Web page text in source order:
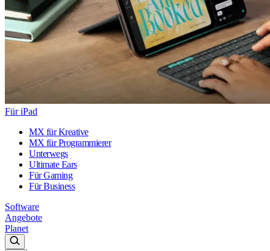
Für iPad
MX für Kreative
MX für Programmierer
Unterwegs
Ultimate Ears
Für Gaming
Für Business
Software
Angebote
Planet